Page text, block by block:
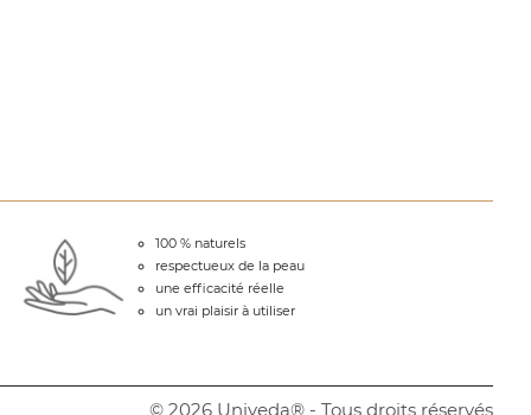
100 % naturels
respectueux de la peau
une efficacité réelle
un vrai plaisir à utiliser
© 2026 Univeda® - Tous droits réservés